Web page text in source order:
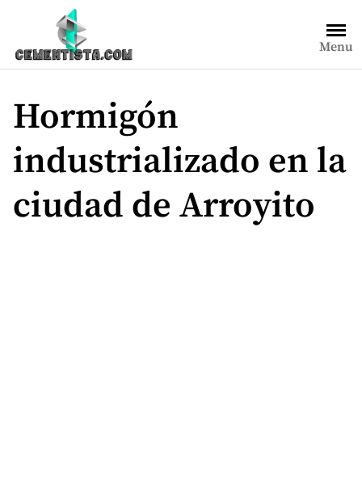
contenido
Menu
Hormigón
industrializado en la
ciudad de Arroyito